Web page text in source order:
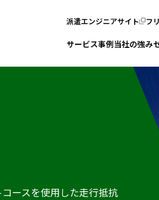
派遣エンジニアサイト フ
サービス事例当社の強み
ースを使用した走行抵抗